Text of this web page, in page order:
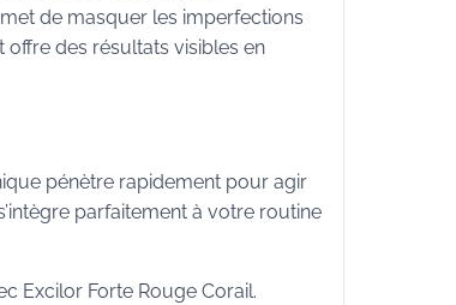
de masquer les imperfections
des résultats visibles en
pénètre rapidement pour agir
parfaitement à votre routine
Excilor Forte Rouge Corail.